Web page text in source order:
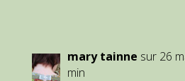
mary tainne sur 26
min